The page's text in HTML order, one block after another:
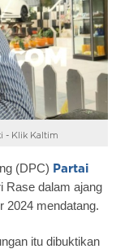
- Klik Kaltim
(DPC) Partai
Rase dalam ajang
2024 mendatang.
itu dibuktikan